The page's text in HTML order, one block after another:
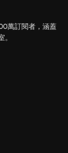
萬訂閱者，涵蓋